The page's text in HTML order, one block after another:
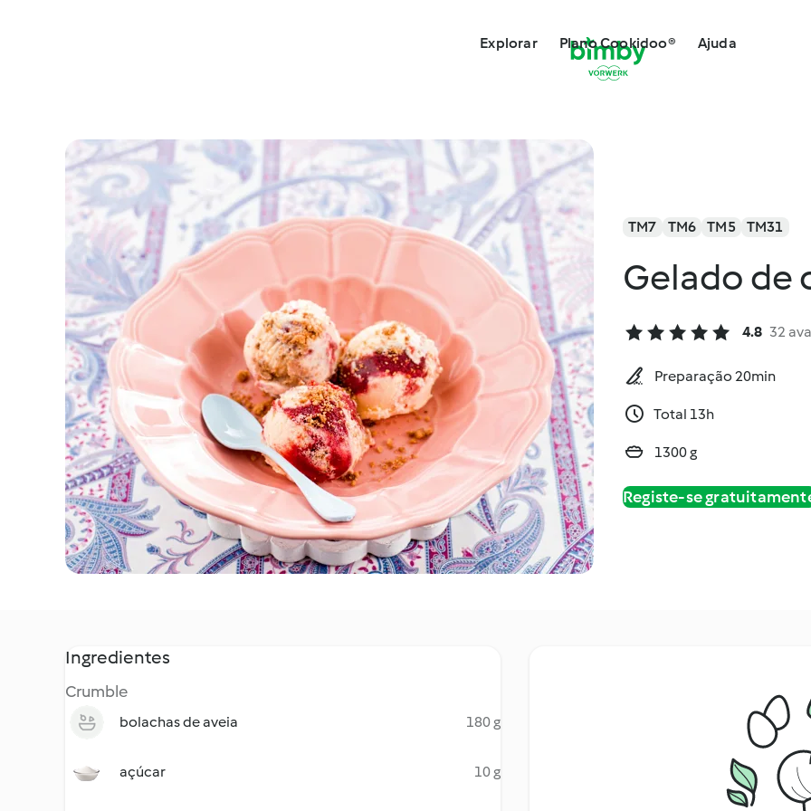
Explorar Plano Cookidoo® Ajuda
TM7 TM6 TM5 TM31
Gelado de
4.8 32
Preparação 20min
Total 13h
1300 g
Registe-se
Ingredientes
Crumble
bolachas de aveia 180 g
açúcar 10 g